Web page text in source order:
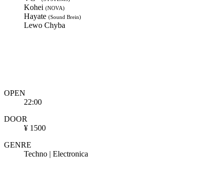
Kohei (NOVA)
Hayate (Sound Brein)
Lewo Chyba
OPEN
22:00
DOOR
¥ 1500
GENRE
Techno | Electronica